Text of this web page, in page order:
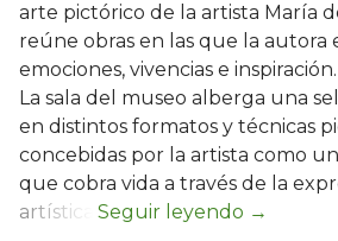
arte pictórico de la artista María
reúne obras en las que la autora
emociones, vivencias e inspiración.
La sala del museo alberga una
en distintos formatos y técnicas
concebidas por la artista como
que cobra vida a través de la
artística.